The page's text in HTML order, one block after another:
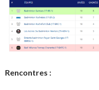
Rencontres :